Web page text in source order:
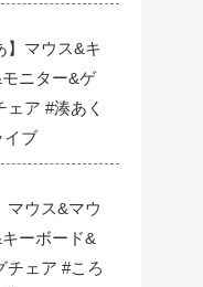
】マウス&キ
ニター&ゲ
ェア #湊あく
イブ
マウス&マウ
ーボード&
チェア #ころ